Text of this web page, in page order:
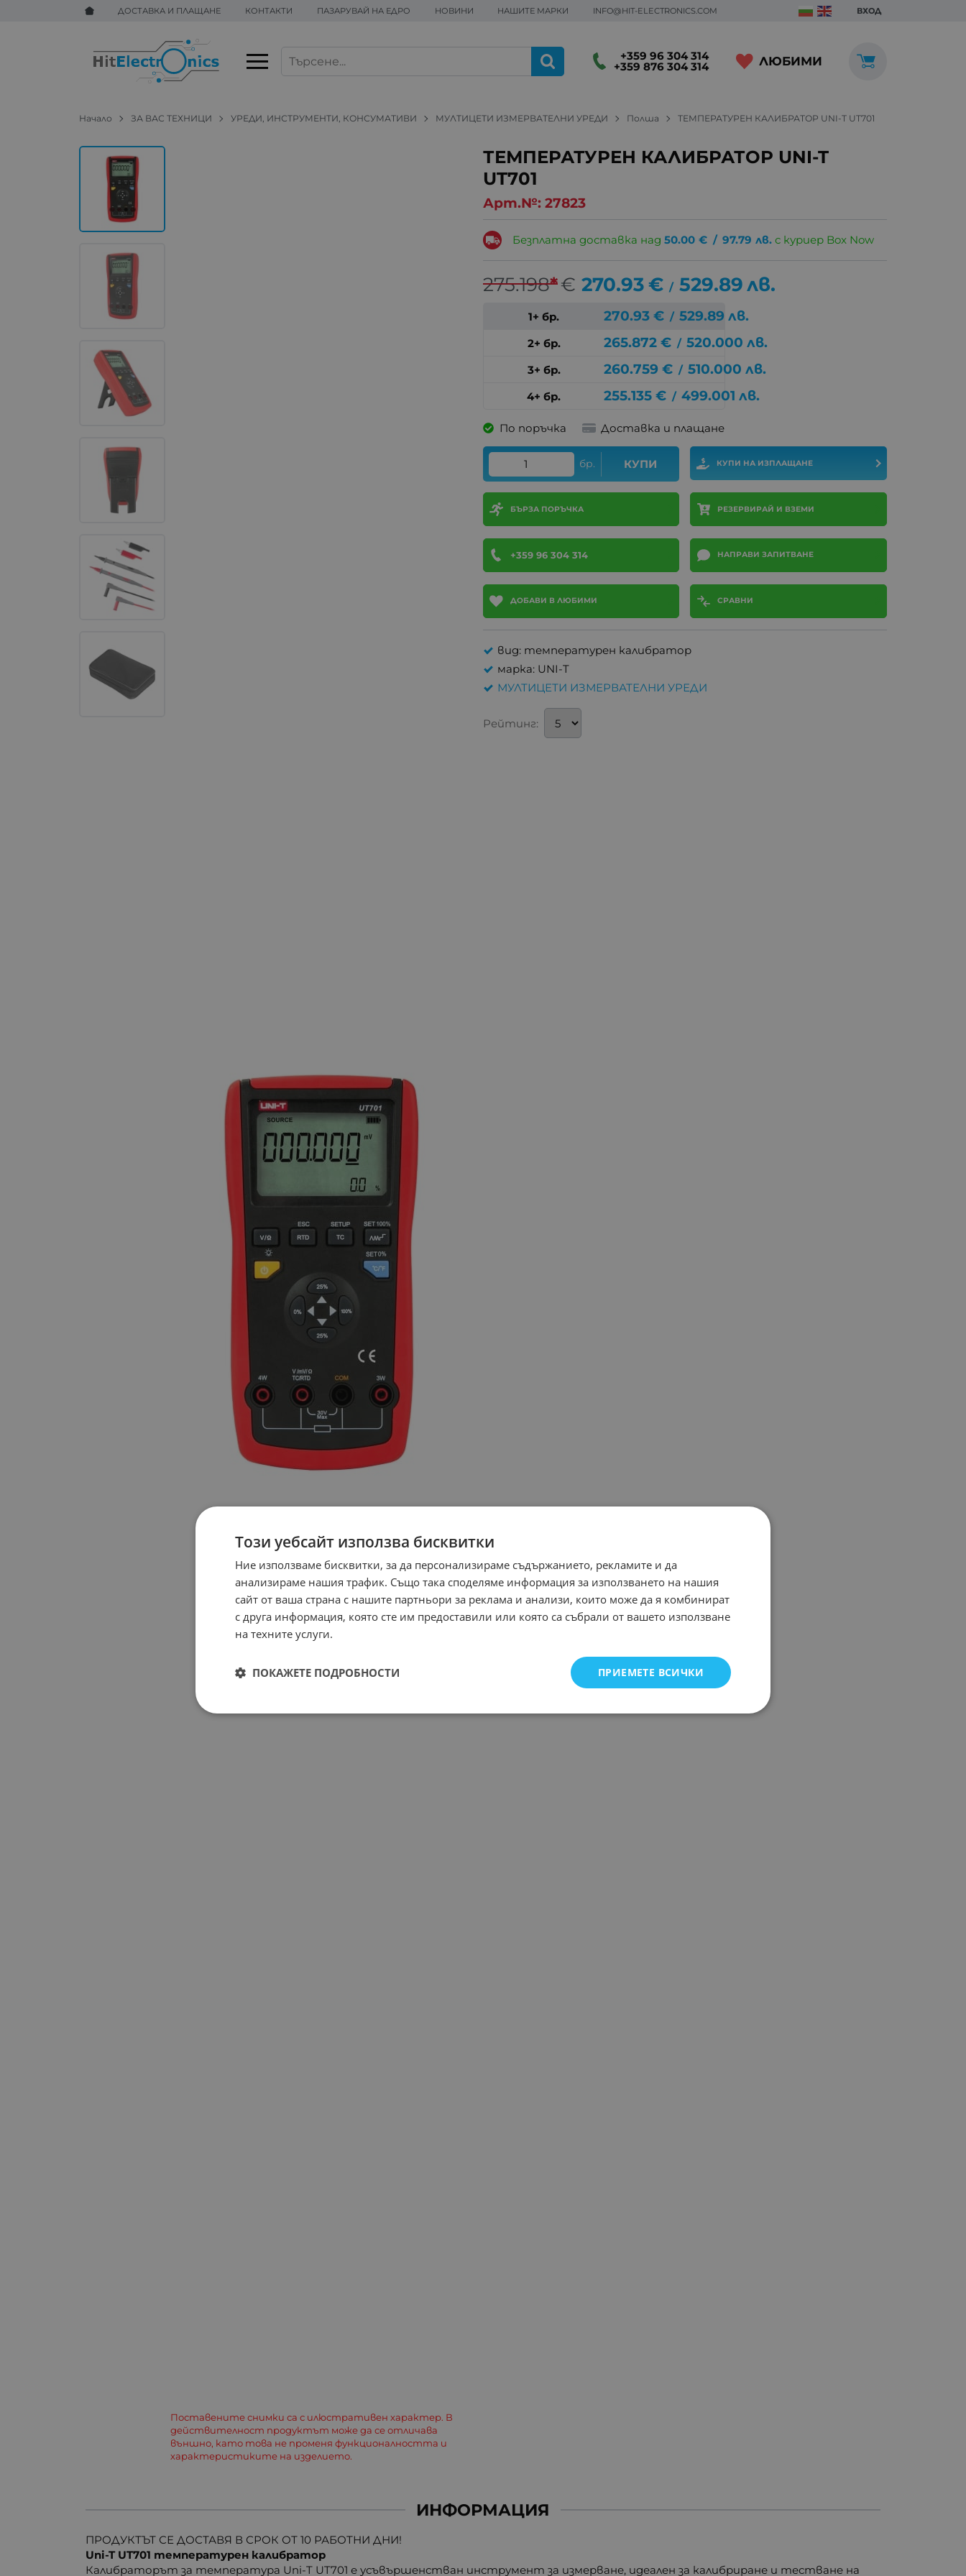
ДОСТАВКА И ПЛАЩАНЕ КОНТАКТИ ПАЗАРУВАЙ НА ЕДРО НОВИНИ НАШИТЕ МАРКИ INFO@HIT-ELECTRONICS.COM ВХОД
+359 96 304 314
+359 876 304 314 ЛЮБИМИ
Начало ЗА ВАС ТЕХНИЦИ УРЕДИ, ИНСТРУМЕНТИ, КОНСУМАТИВИ МУЛТИЦЕТИ ИЗМЕРВАТЕЛНИ УРЕДИ Полша ТЕМПЕРАТУРЕН КАЛИБРАТОР UNI-T UT701
ТЕМПЕРАТУРЕН КАЛИБРАТОР UNI-T
UT701
Арт.№: 27823
Поставените снимки са с илюстративен характер. В
действителност продуктът може да се отличава
външно, като това не променя функционалността и
характеристиките на изделието.
Безплатна доставка над50.00 € / 97.79 лв. с куриер Box Now
275.198*€ 270.93€ / 529.89лв.
1+ бр. 270.93 € / 529.89 лв.
2+ бр. 265.872 € / 520.000 лв.
3+ бр. 260.759 € / 510.000 лв.
4+ бр. 255.135 € / 499.001 лв.
По поръчка Доставка и плащане
бр. КУПИ КУПИ НА ИЗПЛАЩАНЕ
БЪРЗА ПОРЪЧКА РЕЗЕРВИРАЙ И ВЗЕМИ
+359 96 304 314 НАПРАВИ ЗАПИТВАНЕ
ДОБАВИ В ЛЮБИМИ СРАВНИ
вид: температурен калибратор
марка: UNI-T
МУЛТИЦЕТИ ИЗМЕРВАТЕЛНИ УРЕДИ
Рейтинг:
ИНФОРМАЦИЯ
ПРОДУКТЪТ СЕ ДОСТАВЯ В СРОК ОТ 10 РАБОТНИ ДНИ!
Uni-T UT701 температурен калибратор
Калибраторът за температура Uni-T UT701 е усъвършенстван инструмент за измерване, идеален за калибриране и тестване на
Този уебсайт използва бисквитки
Ние използваме бисквитки, за да персонализираме съдържанието, рекламите и да
анализираме нашия трафик. Също така споделяме информация за използването на нашия
сайт от ваша страна с нашите партньори за реклама и анализи, които може да я комбинират
с друга информация, която сте им предоставили или която са събрали от вашето използване
на техните услуги.
ПРИЕМЕТЕ ВСИЧКИ
ПОКАЖЕТЕ ПОДРОБНОСТИ